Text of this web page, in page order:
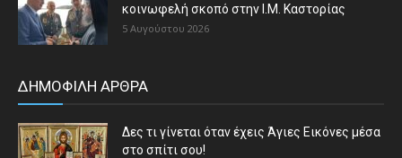
κοινωφελή σκοπό στην Ι.Μ. Καστορίας
5 Αυγούστου 2026
ΔΗΜΟΦΙΛΗ ΑΡΘΡΑ
Δες τι γίνεται όταν έχεις Άγιες Εικόνες μέσα
στο σπίτι σου!